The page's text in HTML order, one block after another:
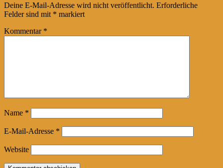
Deine E-Mail-Adresse wird nicht veröffentlicht. Erforderliche
Felder sind mit * markiert
Kommentar *
Name *
E-Mail-Adresse *
Website